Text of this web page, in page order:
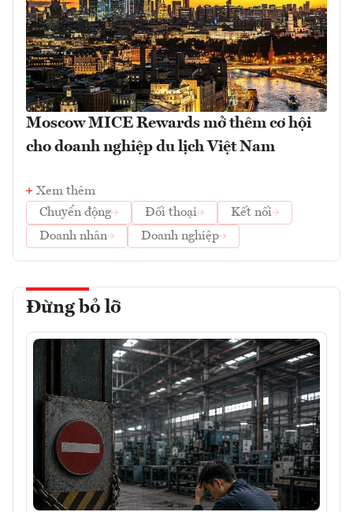
Moscow MICE Rewards mở thêm cơ hội
cho doanh nghiệp du lịch Việt Nam
Xem thêm
Chuyển động
Đối thoại
Kết nối
Doanh nhân
Doanh nghiệp
Đừng bỏ lỡ